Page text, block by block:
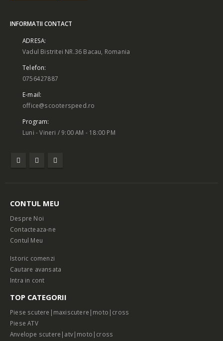
INFORMATII CONTACT
ADRESA:
Vadul Bistritei NR.36 Bacau, Romania
Telefon:
0756427887
E-mail:
office@scooterspeed.ro
Program:
Luni - Vineri / 9:00 AM - 18:00 PM
CONTUL MEU
Despre Noi
Contacteaza-ne
Contul Meu
Istoric comenzi
Cautare avansata
Intra in cont
TOP CATEGORII
Piese scutere|maxiscutere|moto|cross
Piese ATV
Anvelope scutere|atv|moto|cross